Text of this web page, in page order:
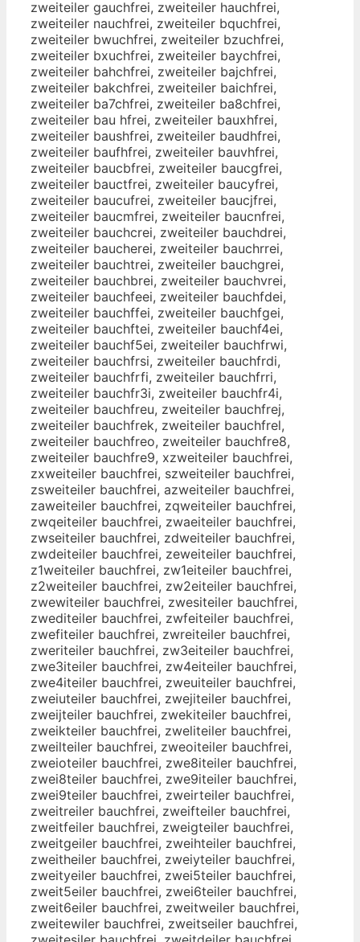
zweiteiler gauchfrei, zweiteiler hauchfrei,
zweiteiler nauchfrei, zweiteiler bquchfrei,
zweiteiler bwuchfrei, zweiteiler bzuchfrei,
zweiteiler bxuchfrei, zweiteiler baychfrei,
zweiteiler bahchfrei, zweiteiler bajchfrei,
zweiteiler bakchfrei, zweiteiler baichfrei,
zweiteiler ba7chfrei, zweiteiler ba8chfrei,
zweiteiler bau hfrei, zweiteiler bauxhfrei,
zweiteiler baushfrei, zweiteiler baudhfrei,
zweiteiler baufhfrei, zweiteiler bauvhfrei,
zweiteiler baucbfrei, zweiteiler baucgfrei,
zweiteiler bauctfrei, zweiteiler baucyfrei,
zweiteiler baucufrei, zweiteiler baucjfrei,
zweiteiler baucmfrei, zweiteiler baucnfrei,
zweiteiler bauchcrei, zweiteiler bauchdrei,
zweiteiler baucherei, zweiteiler bauchrrei,
zweiteiler bauchtrei, zweiteiler bauchgrei,
zweiteiler bauchbrei, zweiteiler bauchvrei,
zweiteiler bauchfeei, zweiteiler bauchfdei,
zweiteiler bauchffei, zweiteiler bauchfgei,
zweiteiler bauchftei, zweiteiler bauchf4ei,
zweiteiler bauchf5ei, zweiteiler bauchfrwi,
zweiteiler bauchfrsi, zweiteiler bauchfrdi,
zweiteiler bauchfrfi, zweiteiler bauchfrri,
zweiteiler bauchfr3i, zweiteiler bauchfr4i,
zweiteiler bauchfreu, zweiteiler bauchfrej,
zweiteiler bauchfrek, zweiteiler bauchfrel,
zweiteiler bauchfreo, zweiteiler bauchfre8,
zweiteiler bauchfre9, xzweiteiler bauchfrei,
zxweiteiler bauchfrei, szweiteiler bauchfrei,
zsweiteiler bauchfrei, azweiteiler bauchfrei,
zaweiteiler bauchfrei, zqweiteiler bauchfrei,
zwqeiteiler bauchfrei, zwaeiteiler bauchfrei,
zwseiteiler bauchfrei, zdweiteiler bauchfrei,
zwdeiteiler bauchfrei, zeweiteiler bauchfrei,
z1weiteiler bauchfrei, zw1eiteiler bauchfrei,
z2weiteiler bauchfrei, zw2eiteiler bauchfrei,
zwewiteiler bauchfrei, zwesiteiler bauchfrei,
zwediteiler bauchfrei, zwfeiteiler bauchfrei,
zwefiteiler bauchfrei, zwreiteiler bauchfrei,
zweriteiler bauchfrei, zw3eiteiler bauchfrei,
zwe3iteiler bauchfrei, zw4eiteiler bauchfrei,
zwe4iteiler bauchfrei, zweuiteiler bauchfrei,
zweiuteiler bauchfrei, zwejiteiler bauchfrei,
zweijteiler bauchfrei, zwekiteiler bauchfrei,
zweikteiler bauchfrei, zweliteiler bauchfrei,
zweilteiler bauchfrei, zweoiteiler bauchfrei,
zweioteiler bauchfrei, zwe8iteiler bauchfrei,
zwei8teiler bauchfrei, zwe9iteiler bauchfrei,
zwei9teiler bauchfrei, zweirteiler bauchfrei,
zweitreiler bauchfrei, zweifteiler bauchfrei,
zweitfeiler bauchfrei, zweigteiler bauchfrei,
zweitgeiler bauchfrei, zweihteiler bauchfrei,
zweitheiler bauchfrei, zweiyteiler bauchfrei,
zweityeiler bauchfrei, zwei5teiler bauchfrei,
zweit5eiler bauchfrei, zwei6teiler bauchfrei,
zweit6eiler bauchfrei, zweitweiler bauchfrei,
zweitewiler bauchfrei, zweitseiler bauchfrei,